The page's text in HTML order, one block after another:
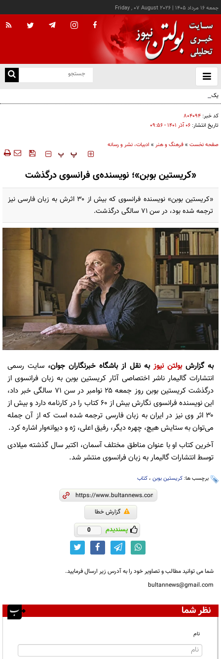
جمعه ۱۶ مرداد ۱۴۰۵ |
Friday , 07 August 2026
باز
و
یک اتفاق عجیب در «لوور»
کد خبر: ۸۰۴۰۹۴
تاریخ انتشار: ۰۶ آذر ۱۴۰۱ - ۰۹:۵۶
صفحه نخست »فرهنگ و هنر » ادبیات، نشر و رسانه
‍‍‍ پ پ
«کریستین بوبن»؛ نویسنده‌ی فرانسوی درگذشت
«کریستین بوبن» نویسنده فرانسوی که بیش از ۳۰ اثرش به زبان فارسی نیز
ترجمه شده بود، در سن ۷۱ سالگی درگذشت.
به گزارشبولتن نیوز به نقل از باشگاه خبرنگاران جوان، سایت رسمی
انتشارات گالیمار ناشر اختصاصی آثار کریستین بوبن به زبان فرانسوی از
درگذشت کریستین بوبن روز جمعه ۲۵ نوامبر در سن ۷۱ سالگی خبر داد،
این نویسنده فرانسوی نگارش بیش از ۶۰ کتاب را در کارنامه دارد و بیش از
۳۰ اثر وی نیز در ایران به زبان فارسی ترجمه شده است که از آن جمله
می‌توان به ستایش هیچ، چهره دیگر، رفیق اعلی، ژه و دی‍وان‍ه‌وار اشاره کرد.
آخرین کتاب او با عنوان مناطق مختلف آسمان، اکتبر سال گذشته میلادی
توسط انتشارات گالیمار به زبان فرانسوی منتشر شد.
برچسب ها: کریستین بوبن ، کتاب
گزارش خطا
پسندیدم 0
شما می توانید مطالب و تصاویر خود را به آدرس زیر ارسال فرمایید.
bultannews@gmail.com
نظر شما
نام